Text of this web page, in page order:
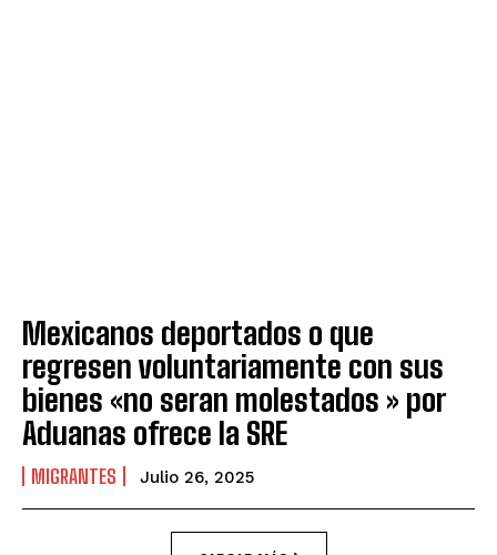
Mexicanos deportados o que
regresen voluntariamente con sus
bienes «no seran molestados » por
Aduanas ofrece la SRE
MIGRANTES Julio 26, 2025